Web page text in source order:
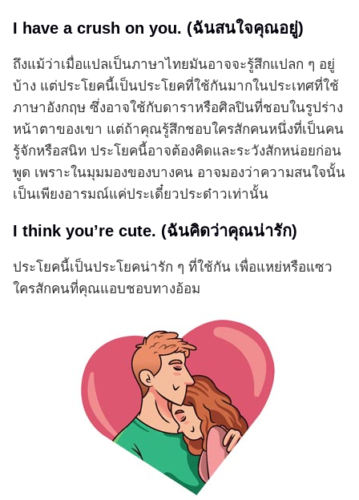
I have a crush on you. (ฉันสนใจคุณอยู่)
ถึงแม้ว่าเมื่อแปลเป็นภาษาไทยมันอาจจะรู้สึกแปลก ๆ อยู่
บ้าง แต่ประโยคนี้เป็นประโยคที่ใช้กันมากในประเทศที่ใช้
ภาษาอังกฤษ ซึ่งอาจใช้กับดาราหรือศิลปินที่ชอบในรูปร่าง
หน้าตาของเขา แต่ถ้าคุณรู้สึกชอบใครสักคนหนึ่งที่เป็นคน
รู้จักหรือสนิท ประโยคนี้อาจต้องคิดและระวังสักหน่อยก่อน
พูด เพราะในมุมมองของบางคน อาจมองว่าความสนใจนั้น
เป็นเพียงอารมณ์แค่ประเดี๋ยวประด๋าวเท่านั้น
I think you’re cute. (ฉันคิดว่าคุณน่ารัก)
ประโยคนี้เป็นประโยคน่ารัก ๆ ที่ใช้กัน เพื่อแหย่หรือแซว
ใครสักคนที่คุณแอบชอบทางอ้อม